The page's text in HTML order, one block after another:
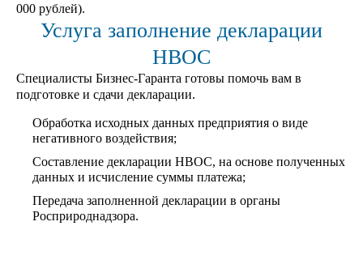
000 рублей).
Услуга заполнение декларации
НВОС
Специалисты Бизнес-Гаранта готовы помочь вам в
подготовке и сдачи декларации.
Обработка исходных данных предприятия о виде
негативного воздействия;
Составление декларации НВОС, на основе полученных
данных и исчисление суммы платежа;
Передача заполненной декларации в органы
Росприроднадзора.